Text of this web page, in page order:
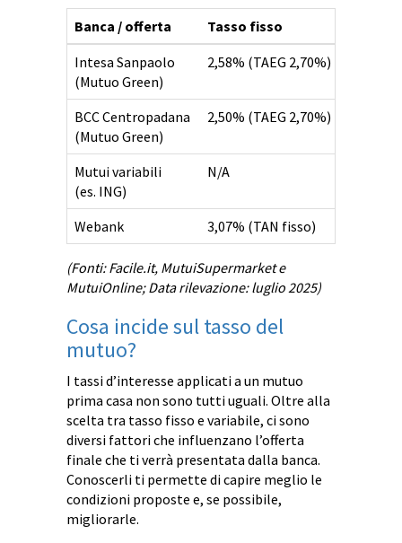
Banca / offerta Tasso fisso
Intesa Sanpaolo
(Mutuo Green)
2,58% (TAEG 2,70%)
BCC Centropadana
(Mutuo Green)
2,50% (TAEG 2,70%)
Mutui variabili
(es. ING)
N/A
Webank 3,07% (TAN fisso)
(Fonti: Facile.it, MutuiSupermarket e
MutuiOnline; Data rilevazione: luglio 2025)
Cosa incide sul tasso del
mutuo?
I tassi d’interesse applicati a un mutuo
prima casa non sono tutti uguali. Oltre alla
scelta tra tasso fisso e variabile, ci sono
diversi fattori che influenzano l’offerta
finale che ti verrà presentata dalla banca.
Conoscerli ti permette di capire meglio le
condizioni proposte e, se possibile,
migliorarle.